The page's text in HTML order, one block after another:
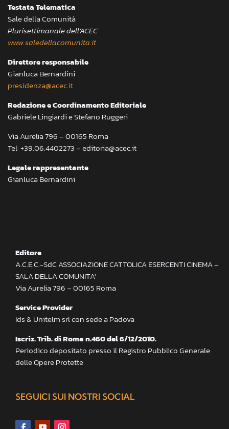
Testata Telematica
Sale della Comunità
Plurisettimanale dell’ACEC
www.saledellacomunita.it
Direttore responsabile
Gianluca Bernardini
presidenza@acec.it
Redazione e Coordinamento Editoriale
Gabriele Lingiardi e Stefano Ruggeri
Via Aurelia 796 – 00165 Roma
Tel: +39.06.4402273 – editoria@acec.it
Legale rappresentante
Gianluca Bernardini
Editore
A.C.E.C.-SdC ASSOCIAZIONE CATTOLICA ESERCENTI CINEMA –
SALA DELLA COMUNITA’
Via Aurelia 796 – 00165 Roma
Service Provider
Ids & Unitelm srl con sede a Padova
Iscriz. Trib. di Roma n.460 del 6/12/2010.
Periodico depositato presso il Registro Pubblico Generale
delle Opere Protette
SEGUICI SUI NOSTRI SOCIAL